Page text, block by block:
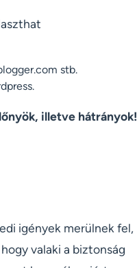
stb.
illetve hátrányok!
igények merülnek fel,
valaki a biztonság